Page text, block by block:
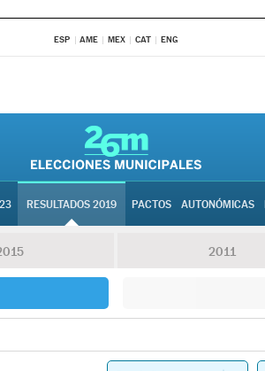
ESP AME MEX CAT ENG
RESULTADOS 2019 PACTOS AUTONÓMICAS
2011